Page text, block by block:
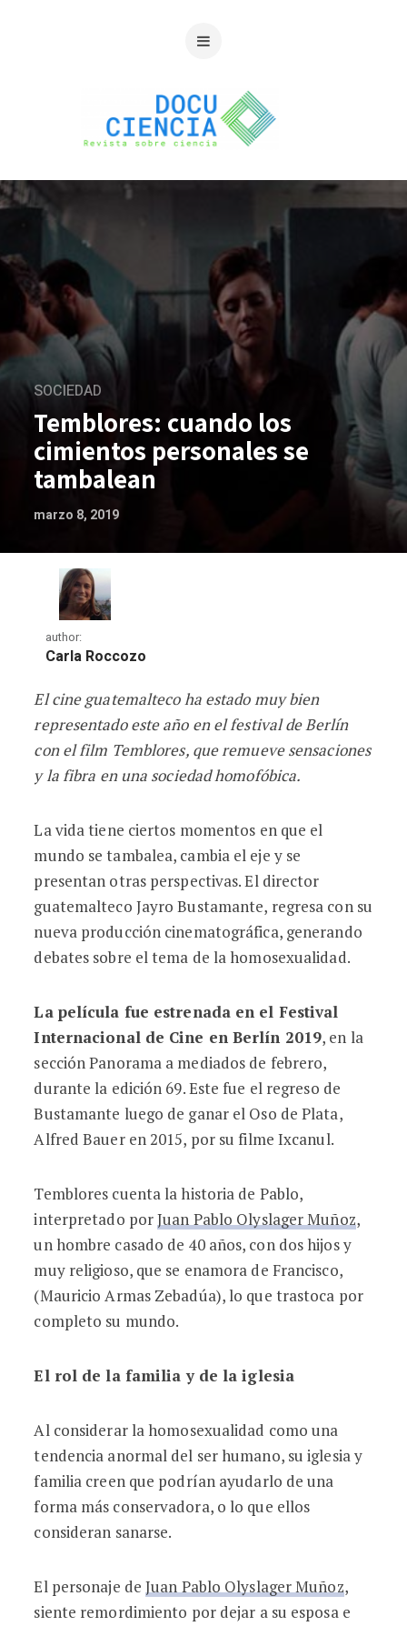
SOCIEDAD
Temblores: cuando los
cimientos personales se
tambalean
marzo 8, 2019
author:
Carla Roccozo
Temblores: cuando los cimientos
El cine guatemalteco ha estado muy bien
representado este año en el festival de Berlín
con el film Temblores, que remueve sensaciones
y la fibra en una sociedad homofóbica.
La vida tiene ciertos momentos en que el
mundo se tambalea, cambia el eje y se
presentan otras perspectivas. El director
guatemalteco Jayro Bustamante, regresa con su
nueva producción cinematográfica, generando
debates sobre el tema de la homosexualidad.
La película fue estrenada en el Festival
Internacional de Cine en Berlín 2019, en la
sección Panorama a mediados de febrero,
durante la edición 69. Este fue el regreso de
Bustamante luego de ganar el Oso de Plata,
Alfred Bauer en 2015, por su filme Ixcanul.
Temblores cuenta la historia de Pablo,
interpretado porJuan Pablo Olyslager Muñoz,
un hombre casado de 40 años, con dos hijos y
muy religioso, que se enamora de Francisco,
(Mauricio Armas Zebadúa), lo que trastoca por
completo su mundo.
El rol de la familia y de la iglesia
Al considerar la homosexualidad como una
tendencia anormal del ser humano, su iglesia y
familia creen que podrían ayudarlo de una
forma más conservadora, o lo que ellos
consideran sanarse.
El personaje deJuan Pablo Olyslager Muñoz,
siente remordimiento por dejar a su esposa e